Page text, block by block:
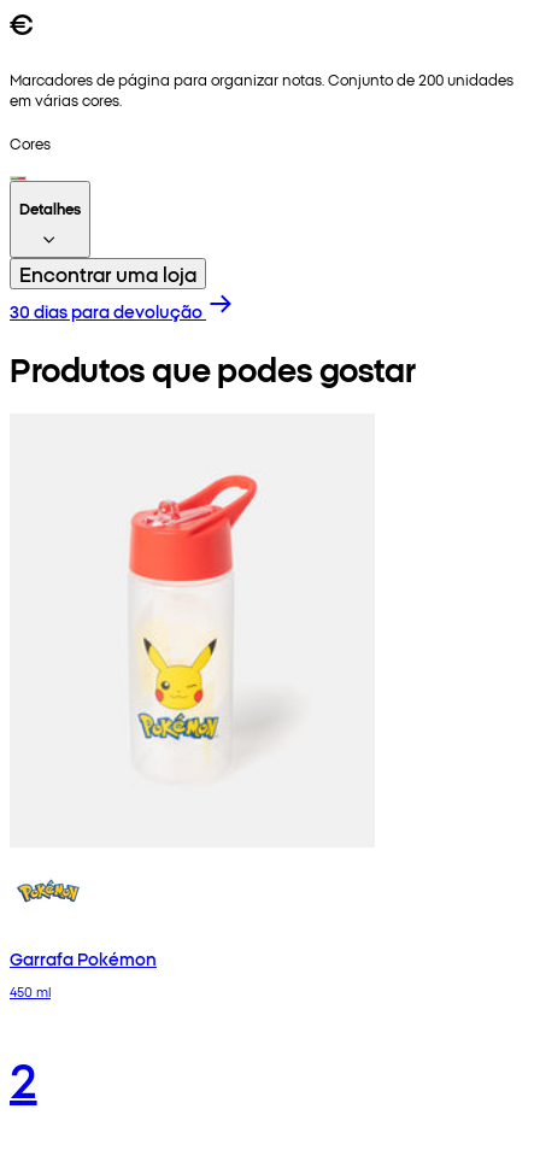
€
Marcadores de página para organizar notas. Conjunto de 200 unidades
em várias cores.
Cores
Detalhes
Encontrar uma loja
30 dias para devolução
Produtos que podes gostar
Garrafa Pokémon
450 ml
2